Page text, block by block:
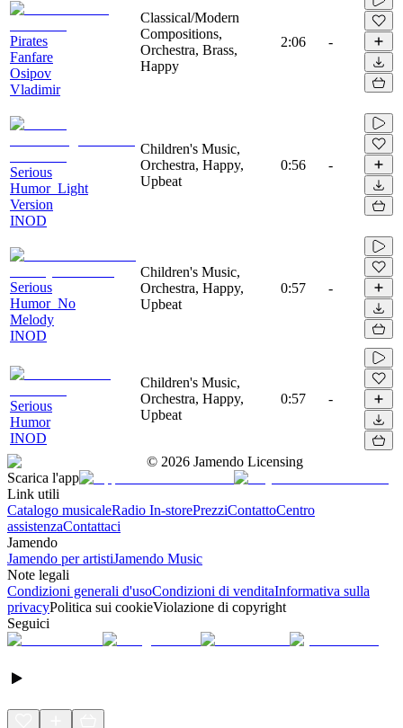
Pirates
Fanfare
Osipov
Vladimir
Classical/Modern
Compositions,
Orchestra, Brass,
Happy
2:06 -
Serious
Humor_Light
Version
INOD
Children's Music,
Orchestra, Happy,
Upbeat
0:56 -
Serious
Humor_No
Melody
INOD
Children's Music,
Orchestra, Happy,
Upbeat
0:57 -
Serious
Humor
INOD
Children's Music,
Orchestra, Happy,
Upbeat
0:57 -
© 2026 Jamendo Licensing
Scarica l'app
Link utili
Catalogo musicaleRadio In-storePrezziContattoCentro
assistenzaContattaci
Jamendo
Jamendo per artistiJamendo Music
Note legali
Condizioni generali d'usoCondizioni di venditaInformativa sulla
privacyPolitica sui cookieViolazione di copyright
Seguici